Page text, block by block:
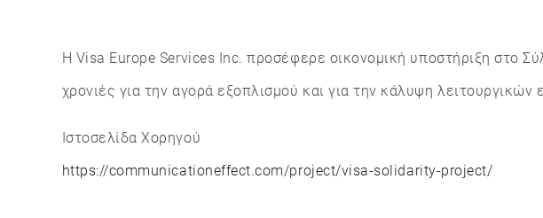
Η Visa Europe Services Inc. προσέφερε οικονομική υποστήριξη στο
χρονιές για την αγορά εξοπλισμού και για την κάλυψη λειτουργικών
Ιστοσελίδα Χορηγού
https://communicationeffect.com/project/visa-solidarity-project/